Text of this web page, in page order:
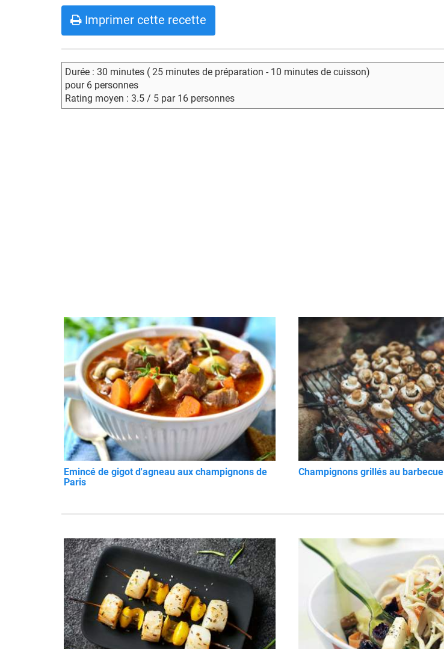
Imprimer cette recette
Durée : 30 minutes ( 25 minutes de préparation - 10 minutes de cuisson)
pour 6 personnes
Rating moyen : 3.5 / 5 par 16 personnes
Emincé de gigot d'agneau aux champignons de
Paris
Champignons grillés au barbecue